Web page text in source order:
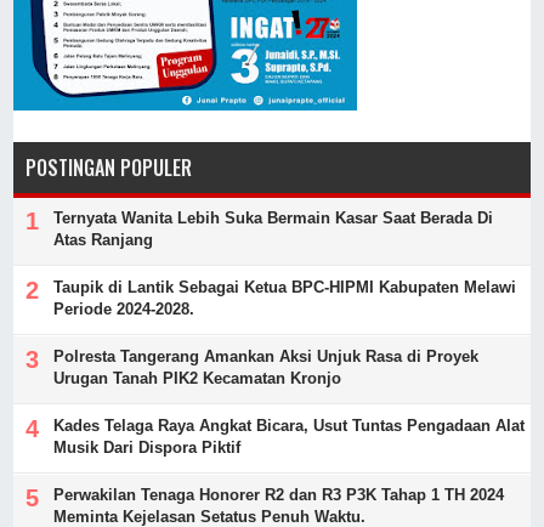
POSTINGAN POPULER
Ternyata Wanita Lebih Suka Bermain Kasar Saat Berada Di
Atas Ranjang
Taupik di Lantik Sebagai Ketua BPC-HIPMI Kabupaten Melawi
Periode 2024-2028.
Polresta Tangerang Amankan Aksi Unjuk Rasa di Proyek
Urugan Tanah PIK2 Kecamatan Kronjo
Kades Telaga Raya Angkat Bicara, Usut Tuntas Pengadaan Alat
Musik Dari Dispora Piktif
Perwakilan Tenaga Honorer R2 dan R3 P3K Tahap 1 TH 2024
Meminta Kejelasan Setatus Penuh Waktu.